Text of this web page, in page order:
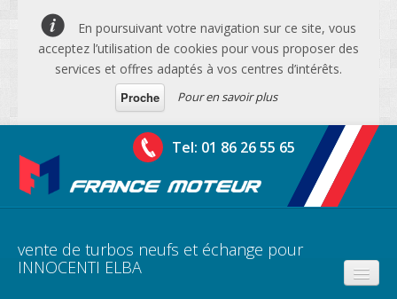
En poursuivant votre navigation sur ce site, vous
acceptez l’utilisation de cookies pour vous proposer des
services et offres adaptés à vos centres d’intérêts.
Proche
Pour en savoir plus
Tel: 01 86 26 55 65
vente de turbos neufs et échange pour
INNOCENTI ELBA